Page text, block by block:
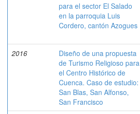
para el sector El Salado
en la parroquia Luis
Cordero, cantón Azogues
2016
Diseño de una propuesta
de Turismo Religioso para
el Centro Histórico de
Cuenca. Caso de estudio:
San Blas, San Alfonso,
San Francisco